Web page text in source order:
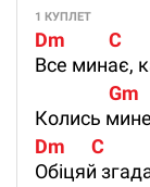
1 КУПЛЕТ
Dm          C
Все минає,
                 Gm
Колись
Dm      C
Обіцяй